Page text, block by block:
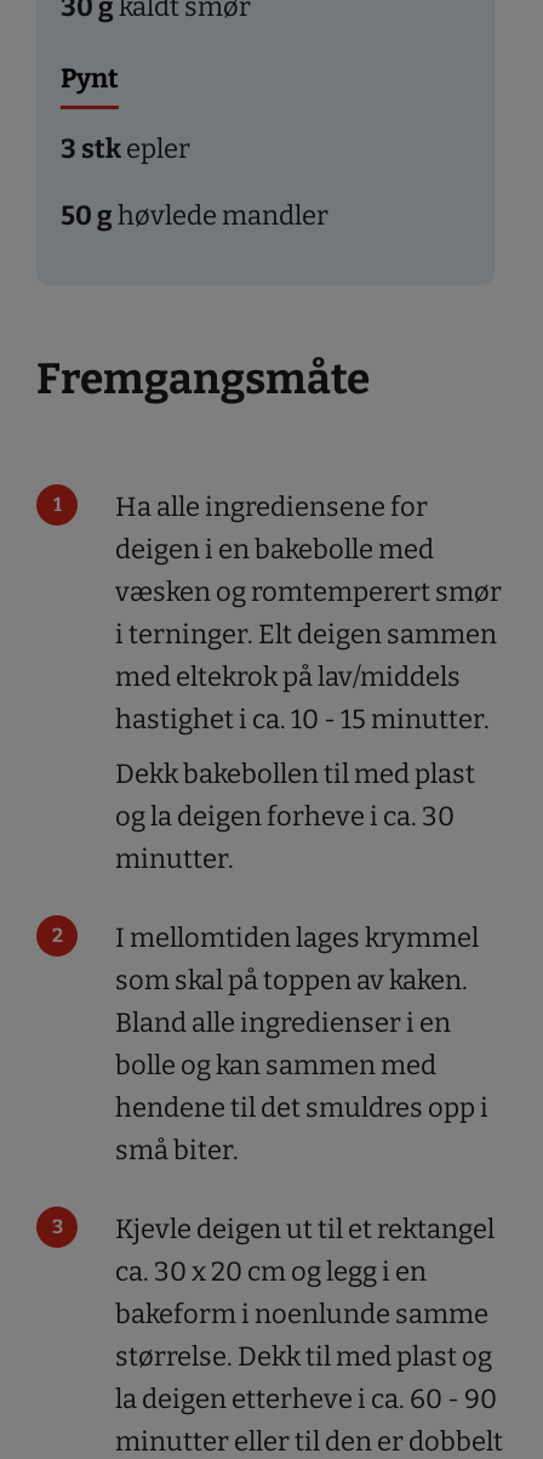
Pynt
3 stkepler
50ghøvlede mandler
Fremgangsmåte
Ha alle ingrediensene for
deigen i en bakebolle med
væsken og romtemperert smør
i terninger. Elt deigen sammen
med eltekrok på lav/middels
hastighet i ca. 10 - 15 minutter.
Dekk bakebollen til med plast
og la deigen forheve i ca. 30
minutter.
I mellomtiden lages krymmel
som skal på toppen av kaken.
Bland alle ingredienser i en
bolle og kan sammen med
hendene til det smuldres opp i
små biter.
Kjevle deigen ut til et rektangel
ca. 30 x 20 cm og legg i en
bakeform i noenlunde samme
størrelse. Dekk til med plast og
la deigen etterheve i ca. 60 - 90
minutter eller til den er dobbelt